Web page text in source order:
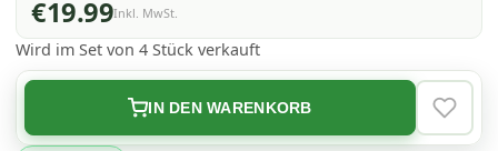
€19.99Inkl. MwSt.
Wird im Set von 4 Stück verkauft
IN DEN WARENKORB